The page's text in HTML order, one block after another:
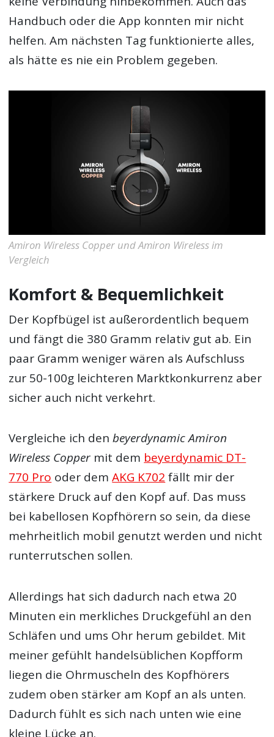
Handbuch oder die App konnten mir nicht
helfen. Am nächsten Tag funktionierte alles,
als hätte es nie ein Problem gegeben.
Amiron Wireless Copper und Amiron Wireless im
Vergleich
Komfort & Bequemlichkeit
Der Kopfbügel ist außerordentlich bequem
und fängt die 380 Gramm relativ gut ab. Ein
paar Gramm weniger wären als Aufschluss
zur 50-100g leichteren Marktkonkurrenz aber
sicher auch nicht verkehrt.
Vergleiche ich denbeyerdynamic Amiron
Wireless Copper mit dem beyerdynamic DT-
770 Pro oder demAKG K702 fällt mir der
stärkere Druck auf den Kopf auf. Das muss
bei kabellosen Kopfhörern so sein, da diese
mehrheitlich mobil genutzt werden und nicht
runterrutschen sollen.
Allerdings hat sich dadurch nach etwa 20
Minuten ein merkliches Druckgefühl an den
Schläfen und ums Ohr herum gebildet. Mit
meiner gefühlt handelsüblichen Kopfform
liegen die Ohrmuscheln des Kopfhörers
zudem oben stärker am Kopf an als unten.
Dadurch fühlt es sich nach unten wie eine
kleine Lücke an.